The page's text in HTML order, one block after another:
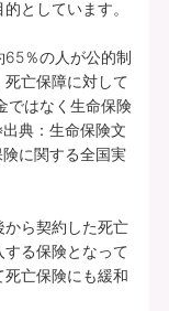
としています。
65％の人が公的制
亡保障に対して
ではなく生命保険
典：生命保険文
に関する全国実
ら契約した死亡
る保険となって
亡保険にも緩和